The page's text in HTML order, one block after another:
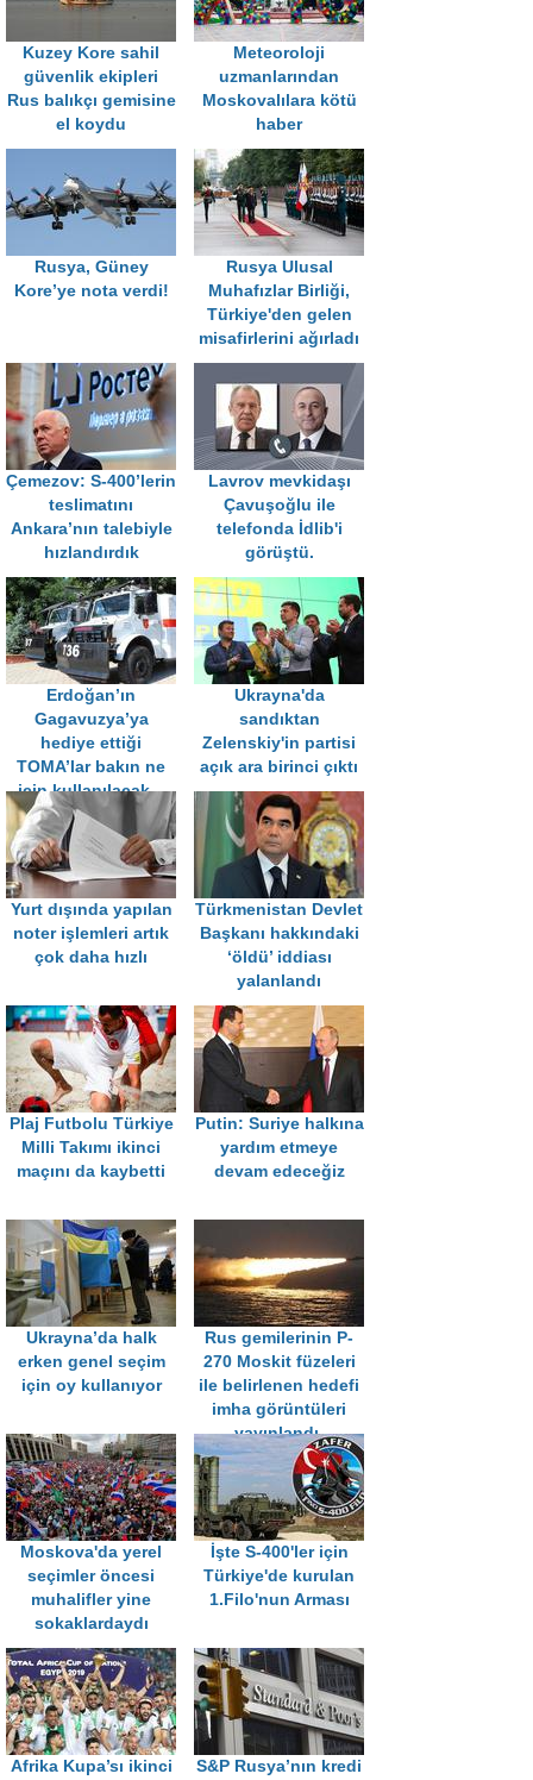
Kuzey Kore sahil
güvenlik ekipleri
Rus balıkçı gemisine
el koydu
Meteoroloji
uzmanlarından
Moskovalılara kötü
haber
Rusya, Güney
Kore’ye nota verdi!
Rusya Ulusal
Muhafızlar Birliği,
Türkiye'den gelen
misafirlerini ağırladı
Çemezov: S-400’lerin
teslimatını
Ankara’nın talebiyle
hızlandırdık
Lavrov mevkidaşı
Çavuşoğlu ile
telefonda İdlib'i
görüştü.
Erdoğan’ın
Gagavuzya’ya
hediye ettiği
TOMA’lar bakın ne
için kullanılacak...
Ukrayna'da
sandıktan
Zelenskiy'in partisi
açık ara birinci çıktı
Yurt dışında yapılan
noter işlemleri artık
çok daha hızlı
Türkmenistan Devlet
Başkanı hakkındaki
‘öldü’ iddiası
yalanlandı
Plaj Futbolu Türkiye
Milli Takımı ikinci
maçını da kaybetti
Putin: Suriye halkına
yardım etmeye
devam edeceğiz
Ukrayna’da halk
erken genel seçim
için oy kullanıyor
Rus gemilerinin P-
270 Moskit füzeleri
ile belirlenen hedefi
imha görüntüleri
yayınlandı.
Moskova'da yerel
seçimler öncesi
muhalifler yine
sokaklardaydı
İşte S-400'ler için
Türkiye'de kurulan
1.Filo'nun Arması
Afrika Kupa’sı ikinci
S&P Rusya’nın kredi